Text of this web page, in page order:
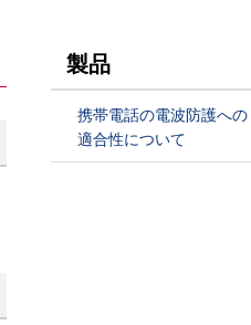
製品
携帯電話の電波防護への
適合性について